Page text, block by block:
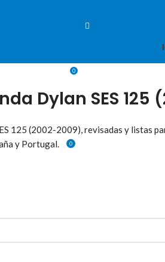
0
ONLINE DE RECAMBIO USADO DE
MENU
0
Dylan SES 125
125 (2002-2009), revisadas y listas
y Portugal.